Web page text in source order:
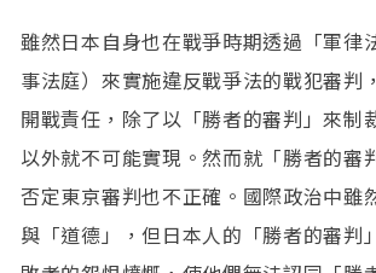
雖然日本自身也在戰爭時期透過「軍律
事法庭）來實施違反戰爭法的戰犯審判
開戰責任，除了以「勝者的審判」來制
以外就不可能實現。然而就「勝者的審
否定東京審判也不正確。國際政治中雖
與「道德」，但日本人的「勝者的審判